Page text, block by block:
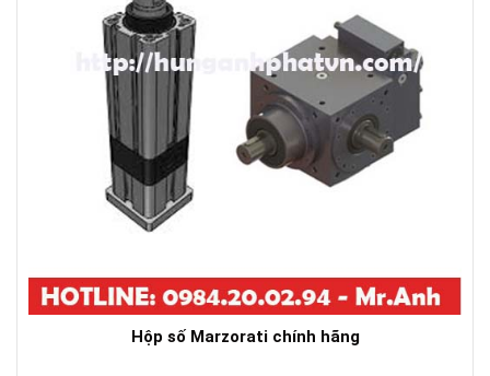
Hộp số Marzorati chính hãng